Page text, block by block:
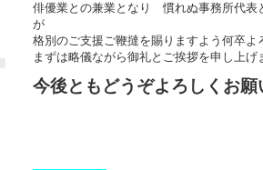
俳優業との兼業となり 慣れぬ事務所代表
が
格別のご支援ご鞭撻を賜りますよう何卒よ
まずは略儀ながら御礼とご挨拶を申し上げ
今後ともどうぞよろしくお願